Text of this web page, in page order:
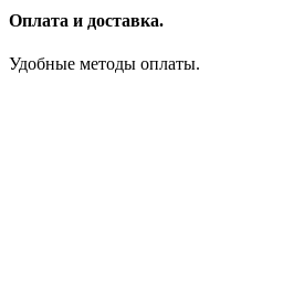
Оплата и доставка.
Удобные методы оплаты.